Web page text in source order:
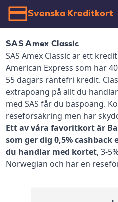
Svenska Kreditkort
SAS Amex Classic
SAS Amex Classic är ett
American Express som har
55 dagars räntefri kredit.
extrapoäng på allt du
med SAS får du baspoäng.
reseförsäkring men har
Ett av våra favoritkort är
som ger dig 0,5%
du handlar med kortet, 3-
Norwegian och har en